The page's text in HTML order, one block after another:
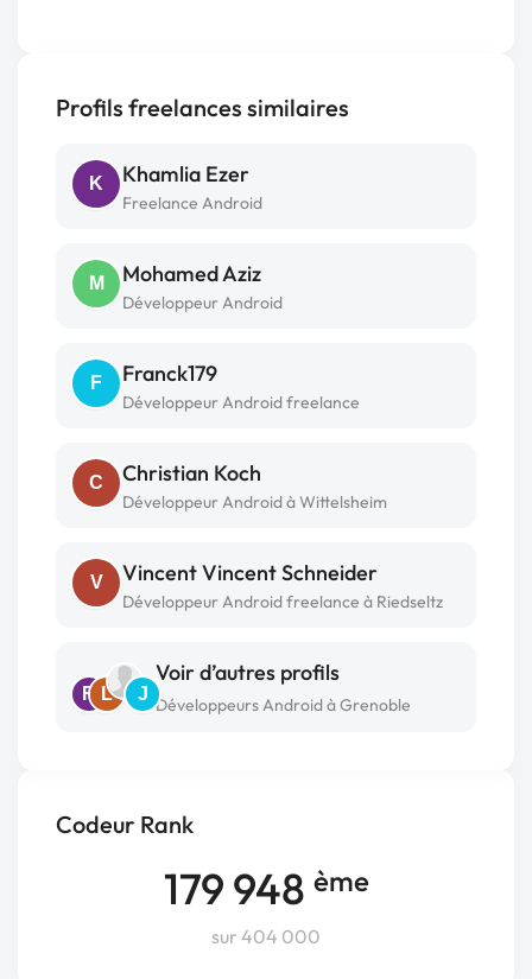
Codeur Rank
179 948 ème
sur 404 000
Profils freelances similaires
K Khamlia Ezer
Freelance Android
M Mohamed Aziz
Développeur Android
F Franck179
Développeur Android freelance
C Christian Koch
Développeur Android à Wittelsheim
V Vincent Vincent Schneider
Développeur Android freelance à Riedseltz
R L J
Voir d’autres profils
Développeurs Android à Grenoble